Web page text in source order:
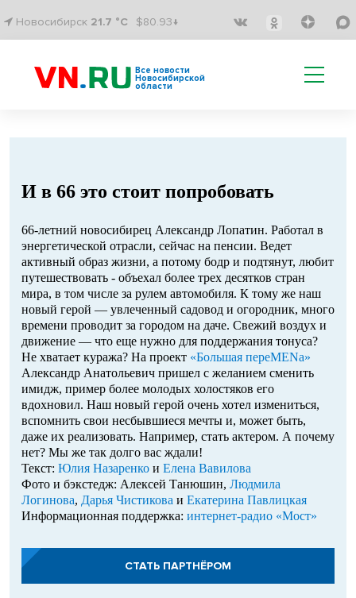
Новосибирск 21.7 °C $80.93↓
Все новости
Новосибирской
области
И в 66 это стоит попробовать
66-летний новосибирец Александр Лопатин. Работал в
энергетической отрасли, сейчас на пенсии. Ведет
активный образ жизни, а потому бодр и подтянут, любит
путешествовать - объехал более трех десятков стран
мира, в том числе за рулем автомобиля. К тому же наш
новый герой — увлеченный садовод и огородник, много
времени проводит за городом на даче. Свежий воздух и
движение — что еще нужно для поддержания тонуса?
Не хватает куража? На проект «Большая переMENа»
Александр Анатольевич пришел с желанием сменить
имидж, пример более молодых холостяков его
вдохновил. Наш новый герой очень хотел измениться,
вспомнить свои несбывшиеся мечты и, может быть,
даже их реализовать. Например, стать актером. А почему
нет? Мы же так долго вас ждали!
Текст: Юлия Назаренко и Елена Вавилова
Фото и бэкстедж: Алексей Танюшин, Людмила
Логинова, Дарья Чистикова и Екатерина Павлицкая
Информационная поддержка: интернет-радио «Мост»
СТАТЬ ПАРТНЁРОМ